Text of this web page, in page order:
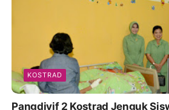
KOSTRAD
Pangdivif 2 Kostrad Jenguk